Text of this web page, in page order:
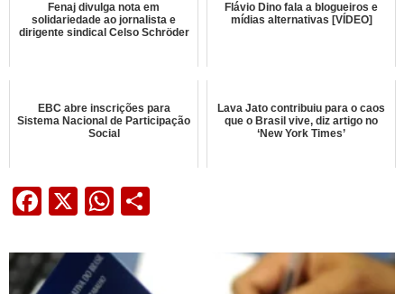
Fenaj divulga nota em
solidariedade ao jornalista e
dirigente sindical Celso Schröder
Flávio Dino fala a blogueiros e
mídias alternativas [VÍDEO]
EBC abre inscrições para
Sistema Nacional de Participação
Social
Lava Jato contribuiu para o caos
que o Brasil vive, diz artigo no
‘New York Times’
Facebook
X WhatsApp